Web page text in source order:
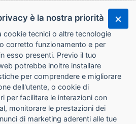
CHI SIAMO
CONTATTI
è la nostra priorità
cookie tecnici o altre tecnologie
corretto funzionamento e per
esso presenti. Previo il tuo
potrebbe inoltre installare
per comprendere e migliorare
dell'utente, o cookie di
per facilitare le interazioni con
monitorare le prestazioni dei
di marketing aderenti alle tue